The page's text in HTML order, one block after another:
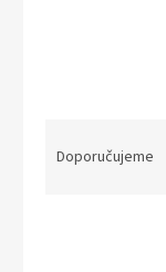
Doporučujeme